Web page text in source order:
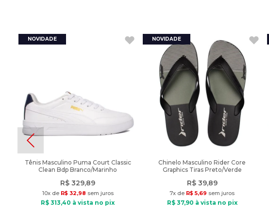
Tênis Masculino Puma Court Classic
Clean Bdp Branco/Marinho
R$ 329,89
10x de R$ 32,98 sem juros
R$ 313,40 à vista no pix
Chinelo Masculino Rider Core
Graphics Tiras Preto/Verde
R$ 39,89
7x de R$ 5,69 sem juros
R$ 37,90 à vista no pix